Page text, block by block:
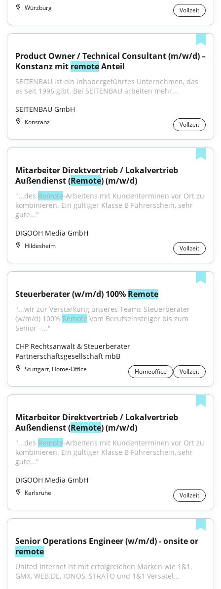
Würzburg Vollzeit
Product Owner / Technical Consultant (m/w/d) –
Konstanz mit remote Anteil
SEITENBAU ist ein inhabergeführtes Unternehmen, das
es seit 1996 gibt. Bei SEITENBAU arbeiten mehr...
SEITENBAU GmbH
Konstanz Vollzeit
Mitarbeiter Direktvertrieb / Lokalvertrieb
Außendienst (Remote) (m/w/d)
"...des Remote-Arbeitens mit Kundenterminen vor Ort zu
kombinieren. Ein gültiger Klasse B Führerschein, sehr
gute..."
DIGOOH Media GmbH
Hildesheim Vollzeit
Steuerberater (w/m/d) 100% Remote
"...wir zur Verstärkung unseres Teams Steuerberater
(w/m/d) 100% Remote Vom Berufseinsteiger bis zum
Senior –..."
CHP Rechtsanwalt & Steuerberater
Partnerschaftsgesellschaft mbB
Stuttgart, Home-Office Homeoffice Vollzeit
Mitarbeiter Direktvertrieb / Lokalvertrieb
Außendienst (Remote) (m/w/d)
"...des Remote-Arbeitens mit Kundenterminen vor Ort zu
kombinieren. Ein gültiger Klasse B Führerschein, sehr
gute..."
DIGOOH Media GmbH
Karlsruhe Vollzeit
remote
United Internet ist mit erfolgreichen Marken wie 1&1,
GMX, WEB.DE, IONOS, STRATO und 1&1 Versatel...